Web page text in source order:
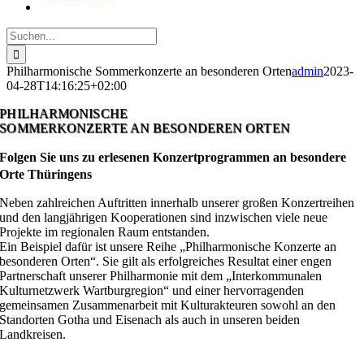
Suche
nach:
Philharmonische Sommerkonzerte an besonderen Ortenadmin2023-
04-28T14:16:25+02:00
PHILHARMONISCHE
SOMMERKONZERTE AN BESONDEREN ORTEN
Folgen Sie uns zu erlesenen Konzertprogrammen an besondere
Orte Thüringens
Neben zahlreichen Auftritten innerhalb unserer großen Konzertreihen
und den langjährigen Kooperationen sind inzwischen viele neue
Projekte im regionalen Raum entstanden.
Ein Beispiel dafür ist unsere Reihe „Philharmonische Konzerte an
besonderen Orten“. Sie gilt als erfolgreiches Resultat einer engen
Partnerschaft unserer Philharmonie mit dem „Interkommunalen
Kulturnetzwerk Wartburgregion“ und einer hervorragenden
gemeinsamen Zusammenarbeit mit Kulturakteuren sowohl an den
Standorten Gotha und Eisenach als auch in unseren beiden
Landkreisen.